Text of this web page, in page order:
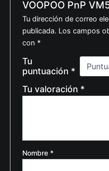
VOOPOO PnP
Tu dirección de correo
publicada. Los campos
con *
Tu
puntuación *
Tu valoración *
Nombre *